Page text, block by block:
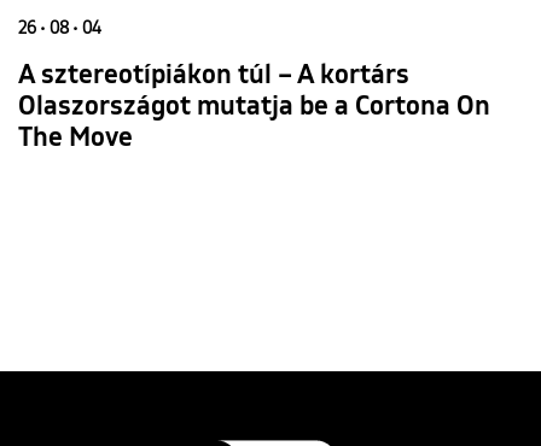
26 • 08 • 04
A sztereotípiákon túl – A kortárs
Olaszországot mutatja be a Cortona On
The Move